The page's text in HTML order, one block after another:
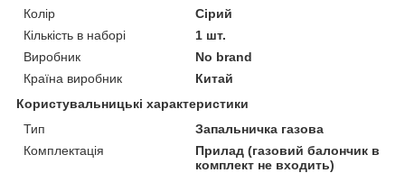
Колір
Сірий
Кількість в наборі
1 шт.
Виробник
No brand
Країна виробник
Китай
Користувальницькі характеристики
Тип
Запальничка газова
Комплектація
Прилад (газовий балончик в
комплект не входить)